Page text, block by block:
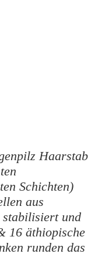
Haarstab
Schichten)
aus
stabilisiert und
16 äthiopische
runden das